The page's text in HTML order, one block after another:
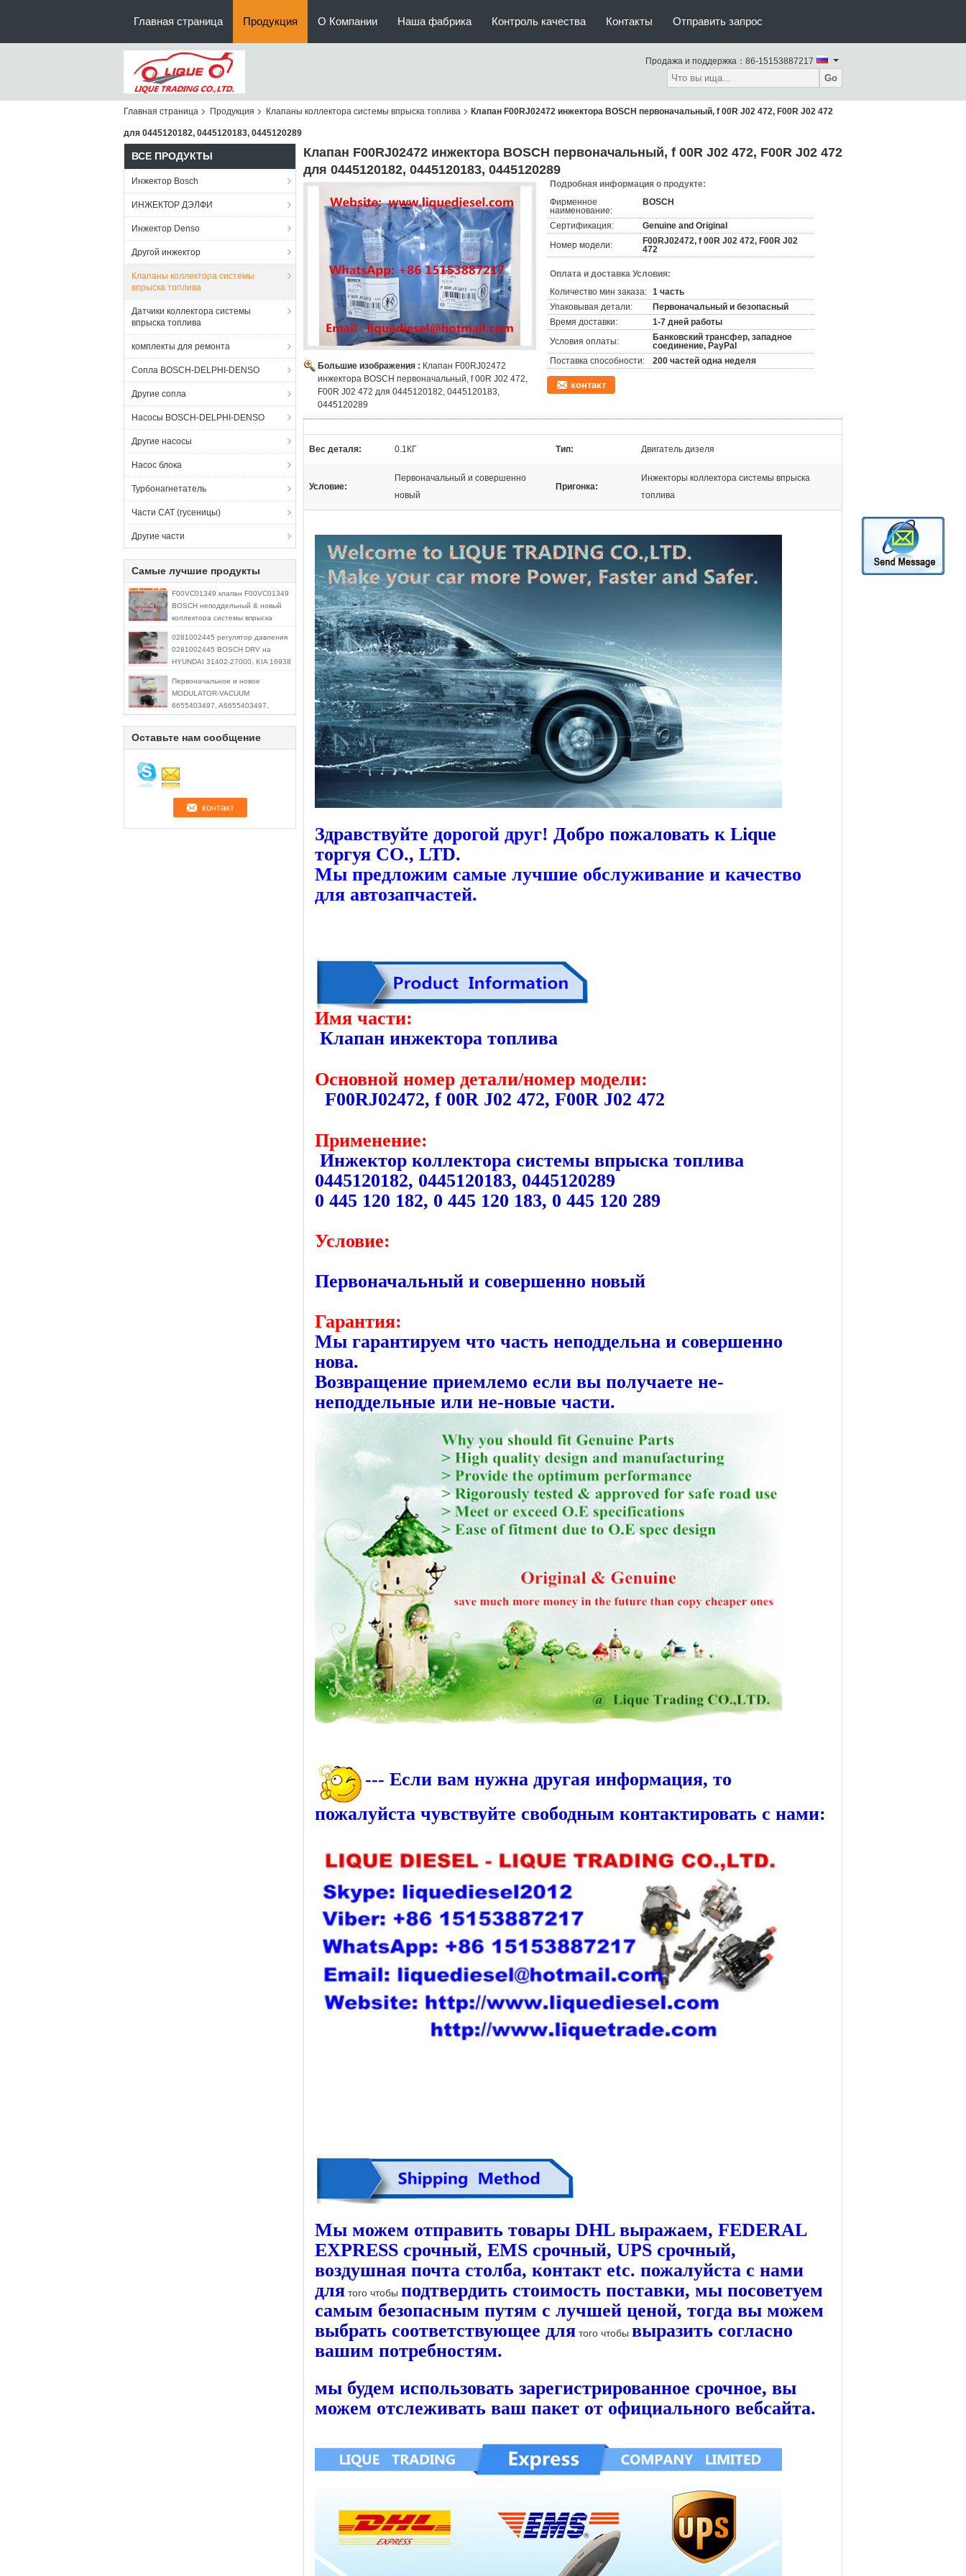
Главная страница Продукция О Компании Наша фабрика Контроль качества Контакты Отправить запрос
Продажа и поддержка： 86-15153887217
Go
Главная страница Продукция Клапаны коллектора системы впрыска топлива Клапан F00RJ02472 инжектора BOSCH первоначальный, f 00R J02 472, F00R J02 472
для 0445120182, 0445120183, 0445120289
ВСЕ ПРОДУКТЫ
Инжектор Bosch
ИНЖЕКТОР ДЭЛФИ
Инжектор Denso
Другой инжектор
Клапаны коллектора системы
впрыска топлива
Датчики коллектора системы
впрыска топлива
комплекты для ремонта
Сопла BOSCH-DELPHI-DENSO
Другие сопла
Насосы BOSCH-DELPHI-DENSO
Другие насосы
Насос блока
Турбонагнетатель
Части CAT (гусеницы)
Другие части
Самые лучшие продукты
F00VC01349 клапан F00VC01349
BOSCH неподдельный & новый
коллектора системы впрыска
0445110249, 0445110250
0281002445 регулятор давления
0281002445 BOSCH DRV на
HYUNDAI 31402-27000, KIA 16938
Первоначальное и новое
MODULATOR-VACUUM
6655403497, A6655403497,
6655403197, A6655403197,
для Ssangyong
Оставьте нам сообщение
Клапан F00RJ02472 инжектора BOSCH первоначальный, f 00R J02 472, F00R J02 472
для 0445120182, 0445120183, 0445120289
Большие изображения : Клапан F00RJ02472
инжектора BOSCH первоначальный, f 00R J02 472,
F00R J02 472 для 0445120182, 0445120183,
0445120289
Подробная информация о продукте:
Фирменное
наименование:
BOSCH
Сертификация:
Genuine and Original
Номер модели:
F00RJ02472, f 00R J02 472, F00R J02
472
Оплата и доставка Условия:
Количество мин заказа: 1 часть
Упаковывая детали:
Первоначальный и безопасный
Время доставки:
1-7 дней работы
Условия оплаты:
Банковский трансфер, западное
соединение, PayPal
Поставка способности:
200 частей одна неделя
контакт
Вес деталя: 0.1КГ Тип: Двигатель дизеля
Условие:
Первоначальный и совершенно
новый
Пригонка:
Инжекторы коллектора системы впрыска
топлива
Здравствуйте дорогой друг! Добро пожаловать к Lique
торгуя CO., LTD.
Мы предложим самые лучшие обслуживание и качество
для автозапчастей.
Имя части:
Клапан инжектора топлива
Основной номер детали/номер модели:
F00RJ02472, f 00R J02 472, F00R J02 472
Применение:
Инжектор коллектора системы впрыска топлива
0445120182, 0445120183, 0445120289
0 445 120 182, 0 445 120 183, 0 445 120 289
Условие:
Первоначальный и совершенно новый
Гарантия:
Мы гарантируем что часть неподдельна и совершенно
нова.
Возвращение приемлемо если вы получаете не-
неподдельные или не-новые части.
--- Если вам нужна другая информация, то
пожалуйста чувствуйте свободным контактировать с нами:
Мы можем отправить товары DHL выражаем, FEDERAL
EXPRESS срочный, EMS срочный, UPS срочный,
воздушная почта столба, контакт etc. пожалуйста с нами
для того чтобы подтвердить стоимость поставки, мы посоветуем
самым безопасным путям с лучшей ценой, тогда вы можем
выбрать соответствующее для того чтобы выразить согласно
вашим потребностям.
мы будем использовать зарегистрированное срочное, вы
можем отслеживать ваш пакет от официального вебсайта.